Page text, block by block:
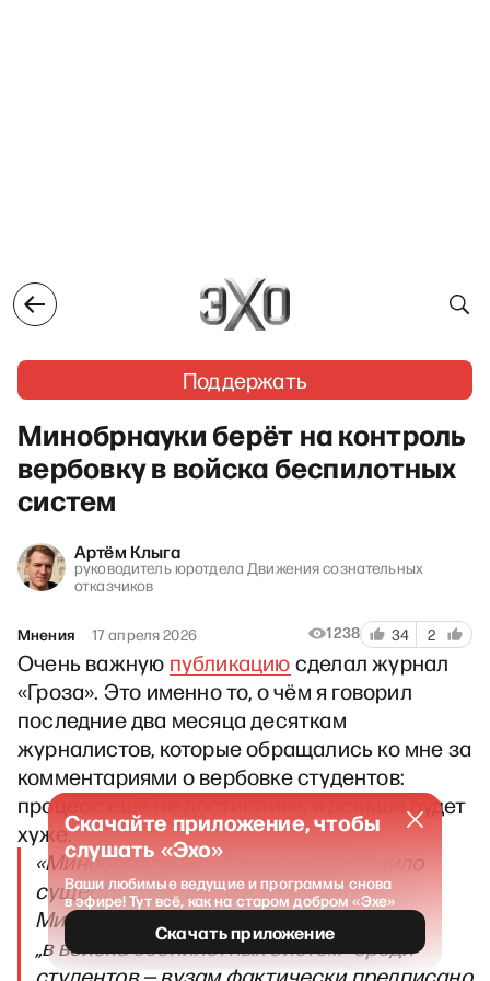
Поддержать
Минобрнауки берёт на контроль
вербовку в войска беспилотных
систем
Артём Клыга
руководитель юротдела Движения сознательных
отказчиков
Мнения 17 апреля 2026 1238 34 2
Очень важную публикациюсделал журнал
«Гроза». Это именно то, о чём я говорил
последние два месяца десяткам
журналистов, которые обращались ко мне за
комментариями о вербовке студентов:
процесс ещё не достиг пика, и дальше будет
хуже.
«Минобразования Крыма подтвердило
существование распоряжения
Минобрнауки РФ набрать служащих
„в войска беспилотных систем“ среди
Скачайте приложение, чтобы
слушать «Эхо»
Ваши любимые ведущие и программы снова
в эфире! Тут всё, как на старом добром «Эхе»
Скачать приложение